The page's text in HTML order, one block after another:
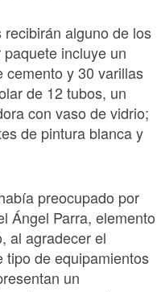
alguno de los
incluye un
cemento y 30 varillas
de 12 tubos, un
con vaso de vidrio;
de pintura blanca y
preocupado por
Ángel Parra, elemento
al agradecer el
tipo de equipamientos
un